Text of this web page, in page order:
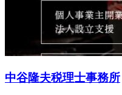
中谷隆夫税理士事務所